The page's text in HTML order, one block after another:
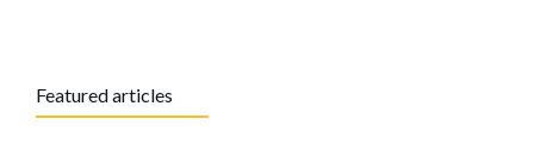
Featured articles